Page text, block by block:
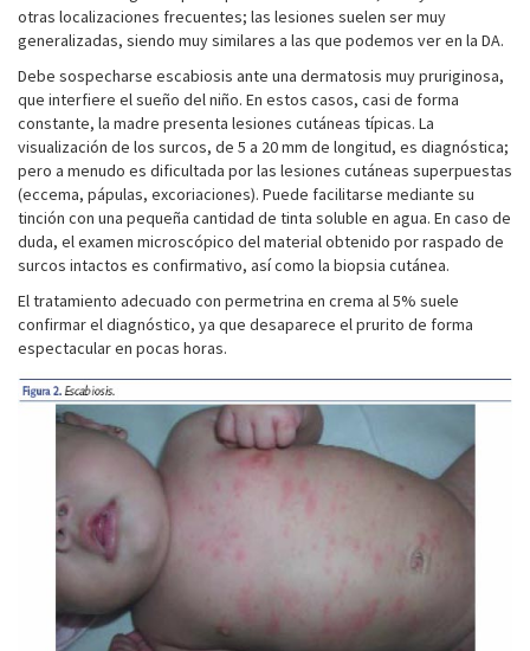
otras localizaciones frecuentes; las lesiones suelen ser muy
generalizadas, siendo muy similares a las que podemos ver en la DA.
Debe sospecharse escabiosis ante una dermatosis muy pruriginosa,
que interfiere el sueño del niño. En estos casos, casi de forma
constante, la madre presenta lesiones cutáneas típicas. La
visualización de los surcos, de 5 a 20 mm de longitud, es diagnóstica;
pero a menudo es dificultada por las lesiones cutáneas superpuestas
(eccema, pápulas, excoriaciones). Puede facilitarse mediante su
tinción con una pequeña cantidad de tinta soluble en agua. En caso de
duda, el examen microscópico del material obtenido por raspado de
surcos intactos es confirmativo, así como la biopsia cutánea.
El tratamiento adecuado con permetrina en crema al 5% suele
confirmar el diagnóstico, ya que desaparece el prurito de forma
espectacular en pocas horas.